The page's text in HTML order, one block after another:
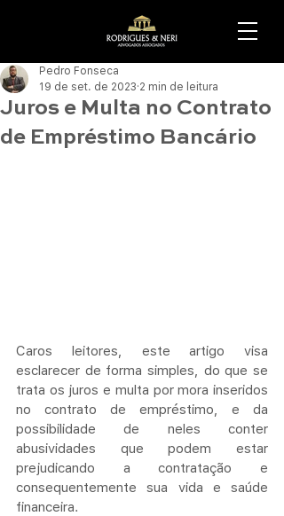
Juros e Multa no Contrato
de Empréstimo Bancário
Pedro Fonseca
19 de set. de 2023 2 min de leitura
Caros leitores, este artigo visa
esclarecer de forma simples, do que se
trata os juros e multa por mora inseridos
no contrato de empréstimo, e da
possibilidade de neles conter
abusividades que podem estar
prejudicando a contratação e
consequentemente sua vida e saúde
financeira.